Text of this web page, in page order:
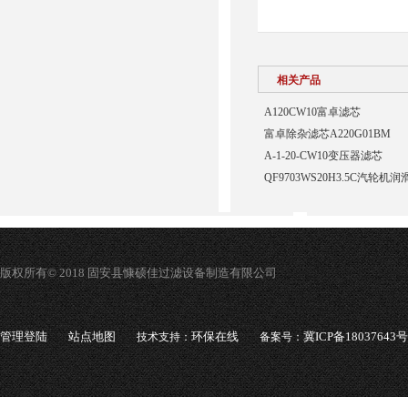
相关产品
A120CW10富卓滤芯
富卓除杂滤芯A220G01BM
A-1-20-CW10变压器滤芯
QF9703WS20H3.5C汽轮机润
版权所有© 2018 固安县慷硕佳过滤设备制造有限公司
管理登陆 站点地图 技术支持：环保在线 备案号：冀ICP备18037643